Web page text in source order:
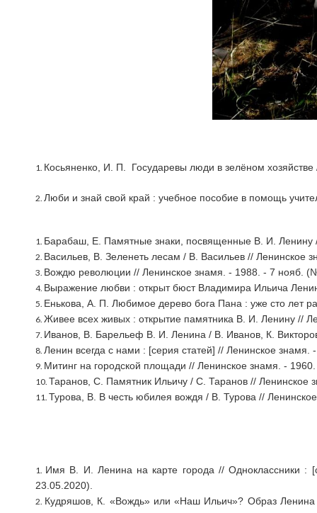
Косьяненко, И. П. Государевы люди в зелёном
Люби и знай свой край : учебное пособие в помощь
Барабаш, Е. Памятные знаки, посвященные В. И.
Васильев, В. Зеленеть лесам / В. Васильев //
Вождю революции // Ленинское знамя. - 1988. - 7 нояб.
Выражение любви : открыт бюст Владимира Ильича
Енькова, А. П. Любимое дерево бога Пана : уже сто лет
Живее всех живых : открытие памятника В. И. Ленину //
Иванов, В. Барельеф В. И. Ленина / В. Иванов, К.
Ленин всегда с нами : [серия статей] // Ленинское
Митинг на городской площади // Ленинское знамя. -
Таранов, С. Памятник Ильичу / С. Таранов // Ленинское
Турова, В. В честь юбилея вождя / В. Турова //
Имя В. И. Ленина на карте города // Одноклассники :
23.05.2020).
Кудряшов, К. «Вождь» или «Наш Ильич»? Образ